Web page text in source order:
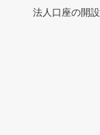
法人口座の開設